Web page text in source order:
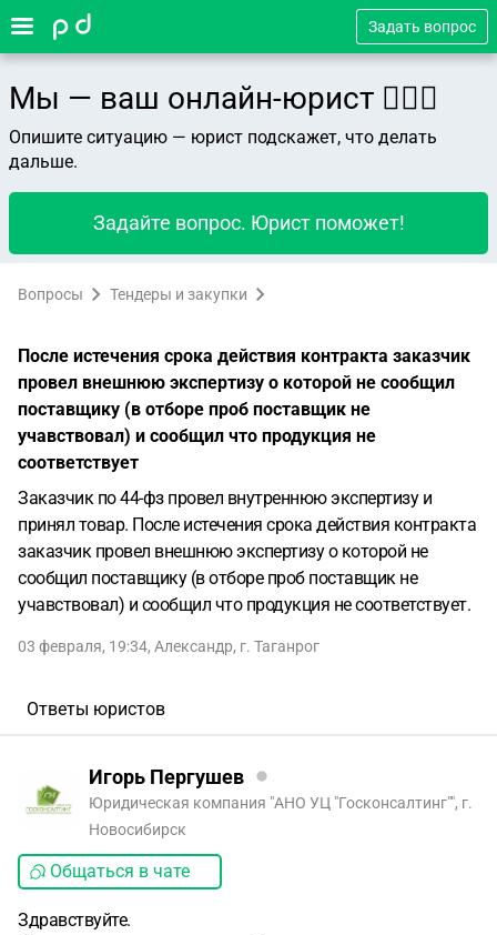
Задать вопрос
Мы — ваш онлайн-юрист 👨🏻‍⚖️
Опишите ситуацию — юрист подскажет, что делать
дальше.
Задайте вопрос. Юрист поможет!
Вопросы Тендеры и закупки
После истечения срока действия контракта заказчик
провел внешнюю экспертизу о которой не сообщил
поставщику (в отборе проб поставщик не
учавствовал) и сообщил что продукция не
соответствует
Заказчик по 44-фз провел внутреннюю экспертизу и
принял товар. После истечения срока действия контракта
заказчик провел внешнюю экспертизу о которой не
сообщил поставщику (в отборе проб поставщик не
учавствовал) и сообщил что продукция не соответствует.
03 февраля, 19:34, Александр, г. Таганрог
Ответы юристов
Игорь Пергушев
Юридическая компания "АНО УЦ "Госконсалтинг"", г.
Новосибирск
Общаться в чате
Здравствуйте.